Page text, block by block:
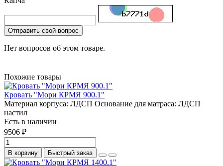
Отправить свой вопрос
Нет вопросов об этом товаре.
Похожие товары
Кровать "Мори КРМЯ 900.1"
Материал корпуса: ЛДСП Основание для матраса: ЛДСП
настил
Есть в наличии
9506 ₽
В корзину Быстрый заказ